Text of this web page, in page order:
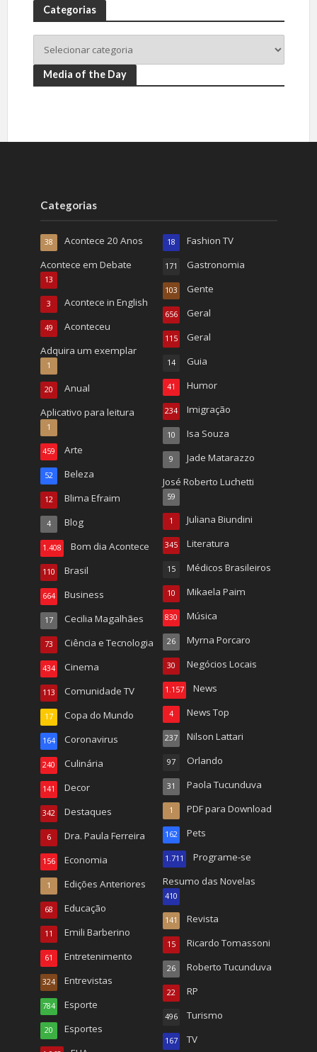
Categorias
Media of the Day
Categorias
Acontece 20 Anos
38
Acontece em Debate
13
Acontece in English
3
Aconteceu
49
Adquira um exemplar
1
Anual
20
Aplicativo para leitura
1
Arte
459
Beleza
52
Blima Efraim
12
Blog
4
Bom dia Acontece
1.408
Brasil
110
Business
664
Cecilia Magalhães
17
Ciência e Tecnologia
73
Cinema
434
Comunidade TV
113
Copa do Mundo
17
Coronavirus
164
Culinária
240
Decor
141
Destaques
342
Dra. Paula Ferreira
6
Economia
156
Edições Anteriores
1
Educação
68
Emili Barberino
11
Entretenimento
61
Entrevistas
324
Esporte
784
Esportes
20
Fashion TV
18
Gastronomia
171
Gente
103
Geral
656
Geral
115
Guia
14
Humor
41
Imigração
234
Isa Souza
10
Jade Matarazzo
9
José Roberto Luchetti
59
Juliana Biundini
1
Literatura
345
Médicos Brasileiros
15
Mikaela Paim
10
Música
830
Myrna Porcaro
26
Negócios Locais
30
News
1.157
News Top
4
Nilson Lattari
237
Orlando
97
Paola Tucunduva
31
PDF para Download
1
Pets
162
Programe-se
1.711
Resumo das Novelas
410
Revista
141
Ricardo Tomassoni
15
Roberto Tucunduva
26
RP
22
Turismo
496
TV
167